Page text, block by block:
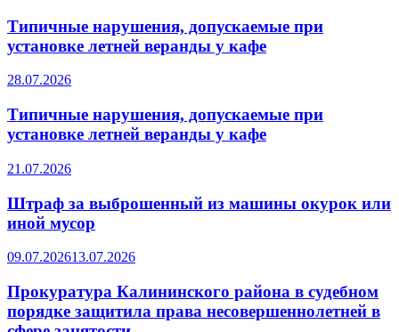
Типичные нарушения, допускаемые при
установке летней веранды у кафе
28.07.2026
Типичные нарушения, допускаемые при
установке летней веранды у кафе
21.07.2026
Штраф за выброшенный из машины окурок или
иной мусор
09.07.202613.07.2026
Прокуратура Калининского района в судебном
порядке защитила права несовершеннолетней в